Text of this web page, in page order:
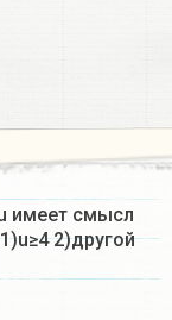
имеет смысл
2)другой